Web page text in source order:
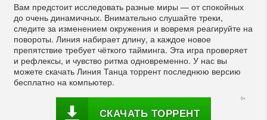
Вам предстоит исследовать разные миры — от спокойных
до очень динамичных. Внимательно слушайте треки,
следите за изменением окружения и вовремя реагируйте на
повороты. Линия набирает длину, а каждое новое
препятствие требует чёткого тайминга. Эта игра проверяет
и рефлексы, и чувство ритма одновременно. У нас вы
можете скачать Линия Танца торрент последнюю версию
бесплатно на компьютер.
СКАЧАТЬ ТОРРЕНТ